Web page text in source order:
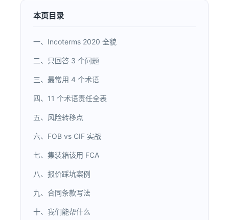
本页目录
一、Incoterms 2020 全貌
二、只回答 3 个问题
三、最常用 4 个术语
四、11 个术语责任全表
五、风险转移点
六、FOB vs CIF 实战
七、集装箱该用 FCA
八、报价踩坑案例
九、合同条款写法
十、我们能帮什么